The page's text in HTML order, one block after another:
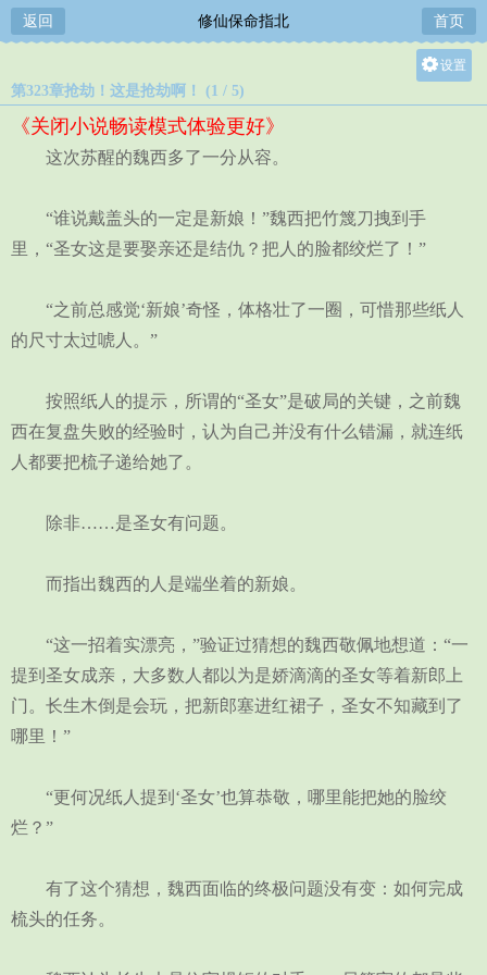
返回 修仙保命指北 首页
设置
第323章抢劫！这是抢劫啊！ (1 / 5)
《关闭小说畅读模式体验更好》
这次苏醒的魏西多了一分从容。
“谁说戴盖头的一定是新娘！”魏西把竹篾刀拽到手
里，“圣女这是要娶亲还是结仇？把人的脸都绞烂了！”
“之前总感觉‘新娘’奇怪，体格壮了一圈，可惜那些纸人
的尺寸太过唬人。”
按照纸人的提示，所谓的“圣女”是破局的关键，之前魏
西在复盘失败的经验时，认为自己并没有什么错漏，就连纸
人都要把梳子递给她了。
除非……是圣女有问题。
而指出魏西的人是端坐着的新娘。
“这一招着实漂亮，”验证过猜想的魏西敬佩地想道：“一
提到圣女成亲，大多数人都以为是娇滴滴的圣女等着新郎上
门。长生木倒是会玩，把新郎塞进红裙子，圣女不知藏到了
哪里！”
“更何况纸人提到‘圣女’也算恭敬，哪里能把她的脸绞
烂？”
有了这个猜想，魏西面临的终极问题没有变：如何完成
梳头的任务。